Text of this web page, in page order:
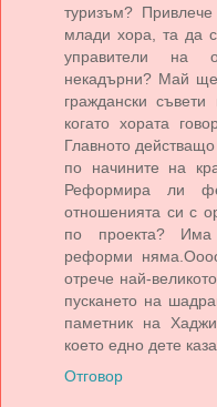
туризъм?
млади хора, та да
управители на
некадърни? Май
граждански
когато хората
Главното
по начините на
Реформира ли
отношенията си с
по проекта? Има
реформи
отрече най-
пускането на
паметник на
което едно дете
Отговор